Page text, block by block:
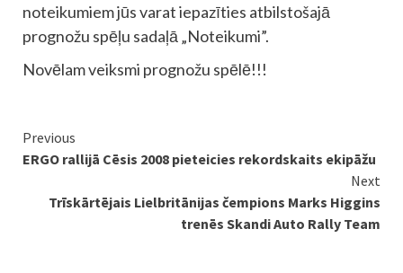
noteikumiem jūs varat iepazīties atbilstošajā
prognožu spēļu sadaļā „Noteikumi”.
Novēlam veiksmi prognožu spēlē!!!
Continue
Reading
Previous
ERGO rallijā Cēsis 2008 pieteicies rekordskaits ekipāžu
Next
Trīskārtējais Lielbritānijas čempions Marks Higgins
trenēs Skandi Auto Rally Team